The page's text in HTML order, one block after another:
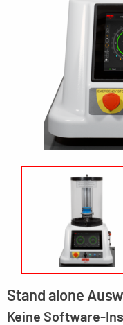
Stand alone
Keine Software-